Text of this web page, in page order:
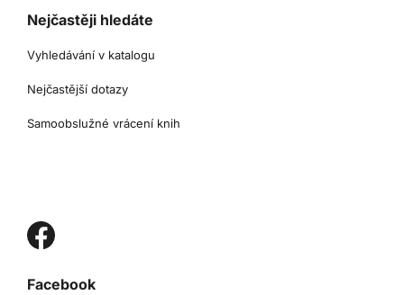
Nejčastěji hledáte
Vyhledávání v katalogu
Nejčastější dotazy
Samoobslužné vrácení knih
Facebook